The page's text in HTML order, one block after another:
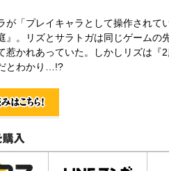
が「プレイキャラとして操作されて
』。リズとサラトガは同じゲームの
惹かれあっていた。しかしリズは『
とわかり…!?